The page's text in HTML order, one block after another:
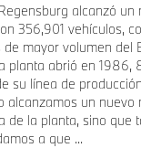
alcanzó un
356,901 vehículos,
mayor volumen del
planta abrió en 1986,
su línea de
alcanzamos un nuevo
de la planta, sino que
a que ...